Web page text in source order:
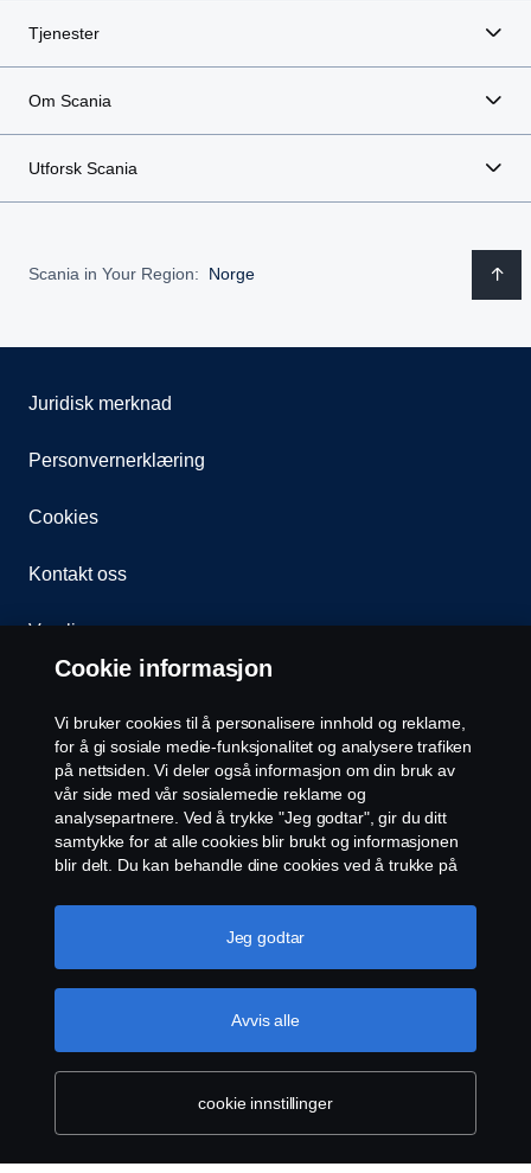
Tjenester
Om Scania
Utforsk Scania
Scania in Your Region: Norge
Juridisk merknad
Personvernerklæring
Cookies
Kontakt oss
Varsling
Etiske retningslinjer for leverandører
Cookie-innstillinger
143 Skøyen, 0277 Oslo Telefon: 22 06 45 00 epost:
sno.info@scania.com. Fakturaadresse:
invoice.no@scania.com
Cookie informasjon
Vi bruker cookies til å personalisere innhold og reklame,
for å gi sosiale medie-funksjonalitet og analysere trafiken
på nettsiden. Vi deler også informasjon om din bruk av
vår side med vår sosialemedie reklame og
analysepartnere. Ved å trykke "Jeg godtar", gir du ditt
samtykke for at alle cookies blir brukt og informasjonen
blir delt. Du kan behandle dine cookies ved å trukke på
en mer detaljert forklaring hvordan vi bruker cookies,
vennligst besøk vår cookies-erklæring, som du finner ved
cookie innstillinger
Avvis alle
Jeg godtar